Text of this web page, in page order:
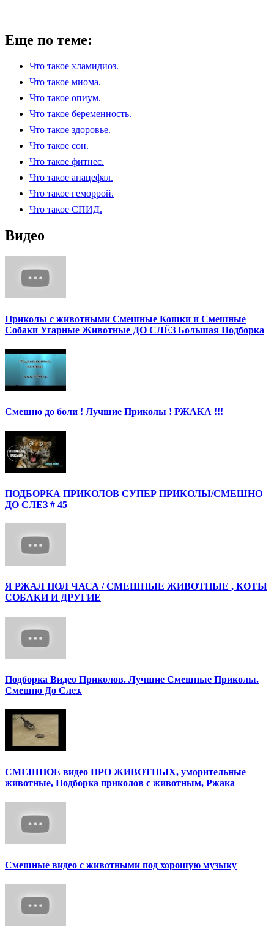
Еще по теме:
Что такое хламидиоз.
Что такое миома.
Что такое опиум.
Что такое беременность.
Что такое здоровье.
Что такое сон.
Что такое фитнес.
Что такое анацефал.
Что такое геморрой.
Что такое СПИД.
Видео
Приколы с животными Смешные Кошки и Смешные
Собаки Угарные Животные ДО СЛЁЗ Большая Подборка
Смешно до боли ! Лучшие Приколы ! РЖАКА !!!
ПОДБОРКА ПРИКОЛОВ СУПЕР ПРИКОЛЫ/СМЕШНО
ДО СЛЕЗ # 45
Я РЖАЛ ПОЛ ЧАСА / СМЕШНЫЕ ЖИВОТНЫЕ , КОТЫ
СОБАКИ И ДРУГИЕ
Подборка Видео Приколов. Лучшие Смешные Приколы.
Смешно До Слез.
СМЕШНОЕ видео ПРО ЖИВОТНЫХ, уморительные
животные, Подборка приколов с животным, Ржака
Смешные видео с животными под хорошую музыку